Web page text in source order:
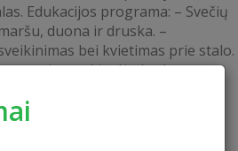
Edukacijos programa: – Svečių
duona ir druska. –
bei kvietimas prie stalo.
sprigotę, kiaulės karką su
Išgirsite pasakojimą apie...